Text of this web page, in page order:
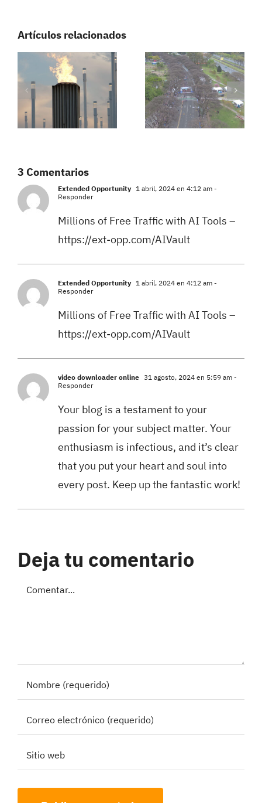
Artículos relacionados
3 Comentarios
Extended Opportunity 1 abril, 2024 en 4:12 am -
Responder
Millions of Free Traffic with AI Tools –
https://ext-opp.com/AIVault
Extended Opportunity 1 abril, 2024 en 4:12 am -
Responder
Millions of Free Traffic with AI Tools –
https://ext-opp.com/AIVault
video downloader online 31 agosto, 2024 en 5:59 am -
Responder
Your blog is a testament to your
passion for your subject matter. Your
enthusiasm is infectious, and it’s clear
that you put your heart and soul into
every post. Keep up the fantastic work!
Deja tu comentario
Comentar